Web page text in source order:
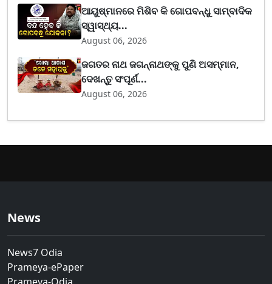
ଆୟୁଷ୍ମାନରେ ମିଶିବ କି ଗୋପବନ୍ଧୁ ସାମ୍ବାଦିକ
ସ୍ୱାସ୍ଥ୍ୟ...
August 06, 2026
ଜଗତର ନାଥ ଜଗନ୍ନାଥଙ୍କୁ ପୁଣି ଅସମ୍ମାନ,
ଦେଖନ୍ତୁ ସଂପୂର୍ଣ...
August 06, 2026
News
News7 Odia
Prameya-ePaper